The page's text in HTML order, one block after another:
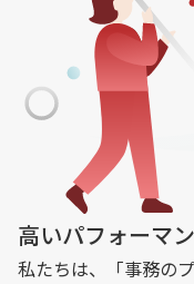
高いパフォーマ
私たちは、「事務の